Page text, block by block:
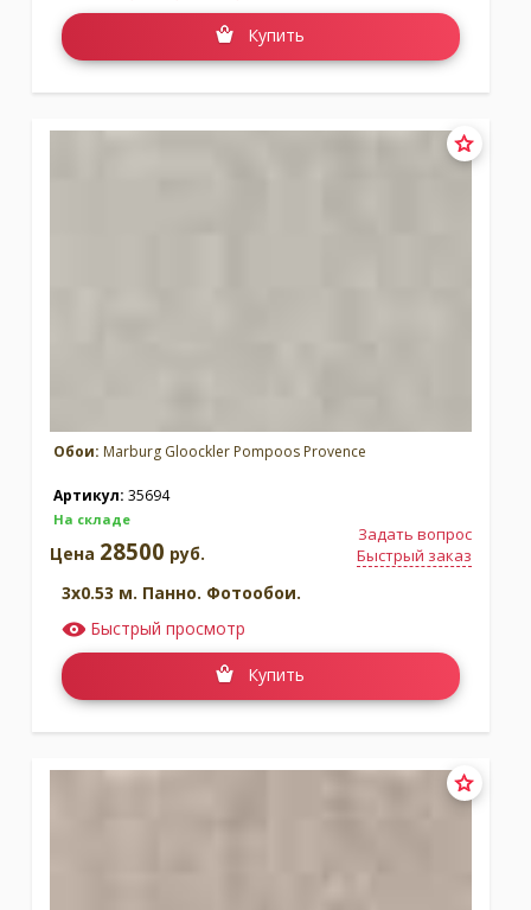
Купить
Обои: Marburg Gloockler Pompoos Provence
Артикул: 35694
На складе
Задать вопрос
Быстрый заказ
Цена 28500 руб.
3x0.53 м. Панно. Фотообои.
Быстрый просмотр
Купить